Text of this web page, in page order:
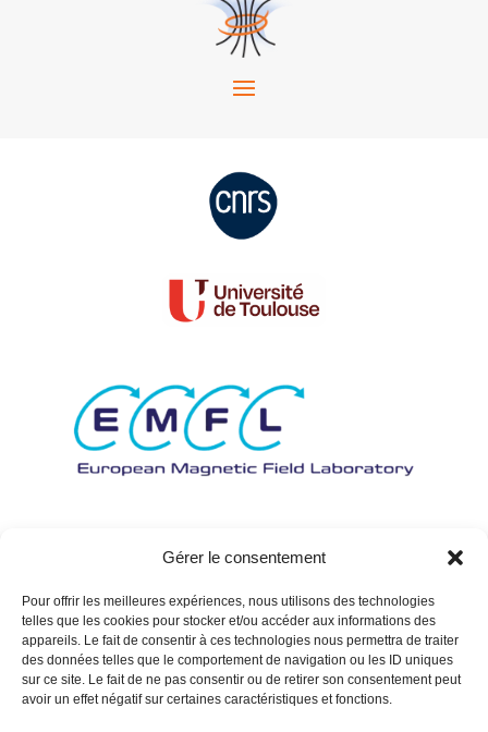
Gérer le consentement
Pour offrir les meilleures expériences, nous utilisons des technologies
telles que les cookies pour stocker et/ou accéder aux informations des
appareils. Le fait de consentir à ces technologies nous permettra de traiter
des données telles que le comportement de navigation ou les ID uniques
sur ce site. Le fait de ne pas consentir ou de retirer son consentement peut
avoir un effet négatif sur certaines caractéristiques et fonctions.